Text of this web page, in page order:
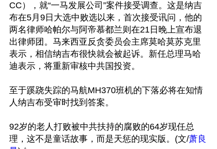
CC），就“一马发展公司”案件接受调查。这是纳吉
布在5月9日大选中败选以来，首次接受讯问，他的
两名律师哈帕尔与阿帝慕都兰则在21日晚上宣布退
出律师团。马来西亚反贪委员会主席莫哈莫苏克里
表示，相信纳吉布很快就会被起诉。新任总理马哈
迪表示，将重新审核中共国投资。
至于蹊跷失踪的马航MH370班机的下落必将在知情
人纳吉布受审时找到答案。
92岁的老人打败被中共扶持的腐败的64岁现任总
理，这不是童话故事，而是天惩的现实版。(文/萧良